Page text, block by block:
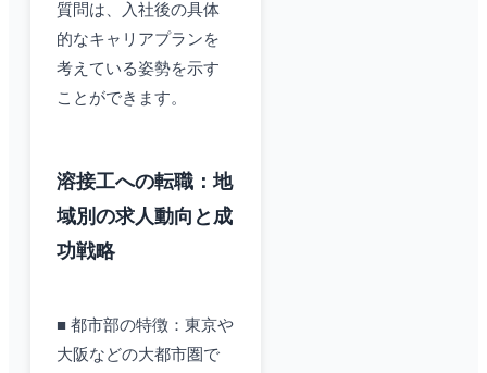
質問は、入社後の具体
的なキャリアプランを
考えている姿勢を示す
ことができます。
溶接工への転職：地
域別の求人動向と成
功戦略
■ 都市部の特徴：東京や
大阪などの大都市圏で